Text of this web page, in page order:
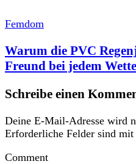
Femdom
Warum die PVC
Freund bei jedem
Schreibe einen
Deine E-Mail-Adresse wird
Erforderliche Felder sind mit
Comment